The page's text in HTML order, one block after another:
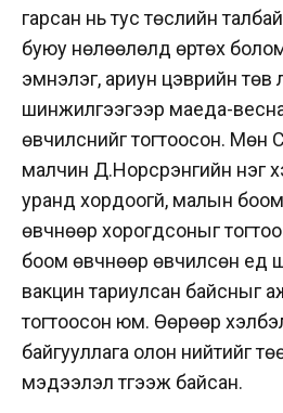
гарсан нь тус төслийн
буюу нөлөөлөлд өртөх
эмнэлэг, ариун цэврийн төв
шинжилгээгээр маеда-
өвчилснийг тогтоосон.
малчин Д.Норсүрэнгийн нэг
уранд хордоогүй, малын
өвчнөөр хорогдсоныг
боом өвчнөөр өвчилсөн үед
вакцин тариулсан байсныг
тогтоосон юм. Өөрөөр
байгууллага олон нийтийг
мэдээлэл түгээж байсан.